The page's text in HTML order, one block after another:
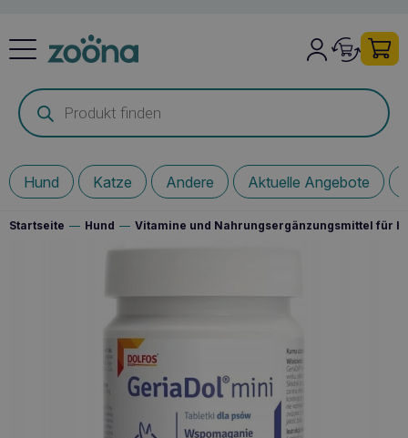
Products
search
Hund Katze Andere Aktuelle Angebote
Startseite — Hund — Vitamine und Nahrungsergänzungsmittel für